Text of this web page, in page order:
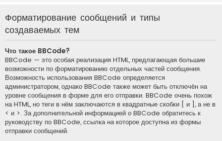
Форматирование сообщений и типы
создаваемых тем
Что такое BBCode?
BBCode — это особая реализация HTML, предлагающая большие
возможности по форматированию отдельных частей сообщения.
Возможность использования BBCode определяется
администратором, однако BBCode также может быть отключён на
уровне сообщения в форме для его отправки. BBCode очень похож
на HTML, но теги в нём заключаются в квадратные скобки [ и ], а не в
< и >. За дополнительной информацией о BBCode обратитесь к
руководству по BBCode, ссылка на которое доступна из формы
отправки сообщений.